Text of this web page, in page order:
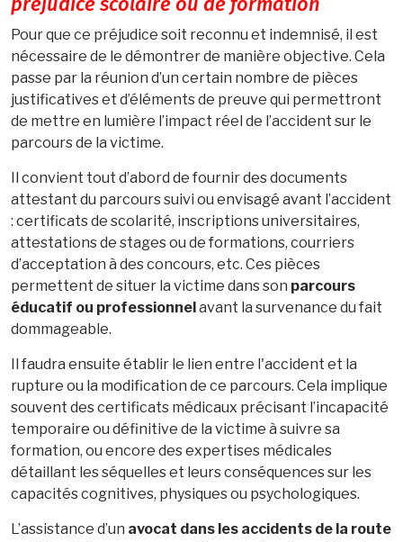
préjudice scolaire ou de formation
Pour que ce préjudice soit reconnu et indemnisé, il est
nécessaire de le démontrer de manière objective. Cela
passe par la réunion d’un certain nombre de pièces
justificatives et d’éléments de preuve qui permettront
de mettre en lumière l’impact réel de l’accident sur le
parcours de la victime.
Il convient tout d’abord de fournir des documents
attestant du parcours suivi ou envisagé avant l’accident
: certificats de scolarité, inscriptions universitaires,
attestations de stages ou de formations, courriers
d’acceptation à des concours, etc. Ces pièces
permettent de situer la victime dans son parcours
éducatif ou professionnelavant la survenance du fait
dommageable.
Il faudra ensuite établir le lien entre l'accident et la
rupture ou la modification de ce parcours. Cela implique
souvent des certificats médicaux précisant l’incapacité
temporaire ou définitive de la victime à suivre sa
formation, ou encore des expertises médicales
détaillant les séquelles et leurs conséquences sur les
capacités cognitives, physiques ou psychologiques.
L’assistance d’un avocat dans les accidents de la route